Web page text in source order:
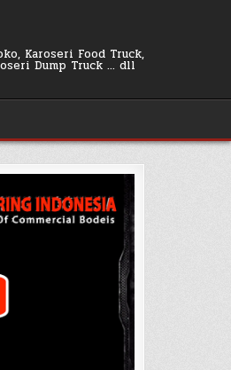
Karoseri Food Truck,
Dump Truck … dll